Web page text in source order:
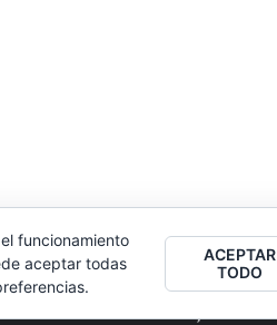
2026 Colectivo Burbuja
funcionamiento
aceptar todas
ACEPTAR
TODO